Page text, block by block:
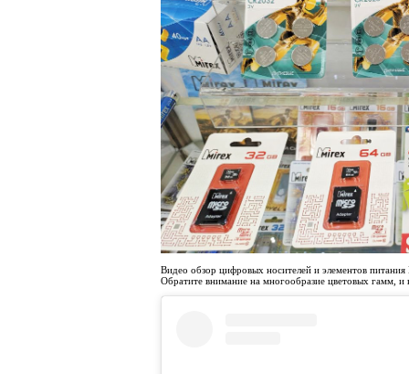
Видео обзор цифровых носителей и элементов
Обратите внимание на многообразие цветовых гамм,